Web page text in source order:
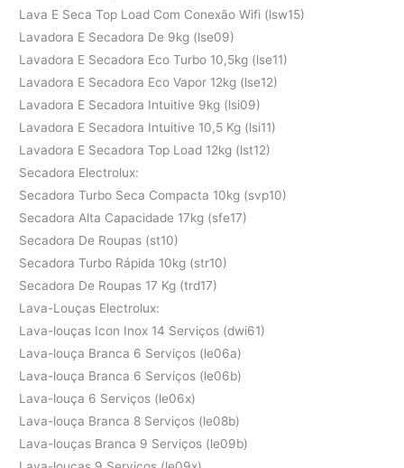
Lava E Seca Top Load Com Conexão Wifi (lsw15)
Lavadora E Secadora De 9kg (lse09)
Lavadora E Secadora Eco Turbo 10,5kg (lse11)
Lavadora E Secadora Eco Vapor 12kg (lse12)
Lavadora E Secadora Intuitive 9kg (lsi09)
Lavadora E Secadora Intuitive 10,5 Kg (lsi11)
Lavadora E Secadora Top Load 12kg (lst12)
Secadora Electrolux:
Secadora Turbo Seca Compacta 10kg (svp10)
Secadora Alta Capacidade 17kg (sfe17)
Secadora De Roupas (st10)
Secadora Turbo Rápida 10kg (str10)
Secadora De Roupas 17 Kg (trd17)
Lava-Louças Electrolux:
Lava-louças Icon Inox 14 Serviços (dwi61)
Lava-louça Branca 6 Serviços (le06a)
Lava-louça Branca 6 Serviços (le06b)
Lava-louça 6 Serviços (le06x)
Lava-louça Branca 8 Serviços (le08b)
Lava-louças Branca 9 Serviços (le09b)